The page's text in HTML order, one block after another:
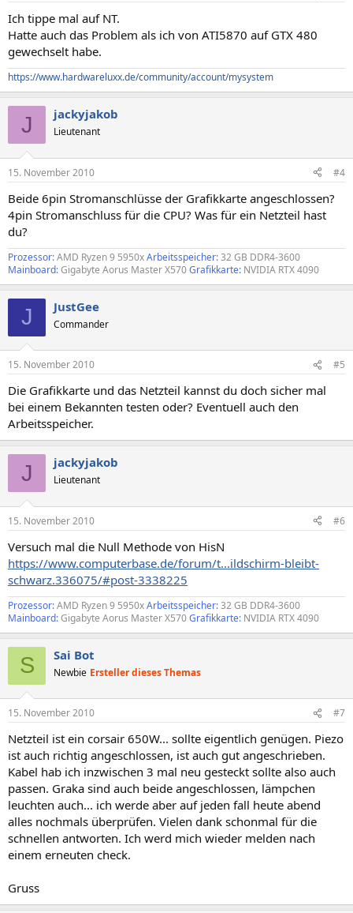
Ich tippe mal auf NT.
Hatte auch das Problem als ich von ATI5870 auf GTX 480
gewechselt habe.
https://www.hardwareluxx.de/community/account/mysystem
J jackyjakob
Lieutenant
15. November 2010 #4
Beide 6pin Stromanschlüsse der Grafikkarte angeschlossen?
4pin Stromanschluss für die CPU? Was für ein Netzteil hast
du?
Prozessor:AMD Ryzen 9 5950xArbeitsspeicher:32 GB DDR4-3600
Mainboard:Gigabyte Aorus Master X570Grafikkarte: NVIDIA RTX 4090
J JustGee
Commander
15. November 2010 #5
Die Grafikkarte und das Netzteil kannst du doch sicher mal
bei einem Bekannten testen oder? Eventuell auch den
Arbeitsspeicher.
J jackyjakob
Lieutenant
15. November 2010 #6
Versuch mal die Null Methode von HisN
https://www.computerbase.de/forum/t...ildschirm-bleibt-
schwarz.336075/#post-3338225
Prozessor:AMD Ryzen 9 5950xArbeitsspeicher:32 GB DDR4-3600
Mainboard:Gigabyte Aorus Master X570Grafikkarte: NVIDIA RTX 4090
S Sai Bot
Newbie Ersteller dieses Themas
15. November 2010 #7
Netzteil ist ein corsair 650W... sollte eigentlich genügen. Piezo
ist auch richtig angeschlossen, ist auch gut angeschrieben.
Kabel hab ich inzwischen 3 mal neu gesteckt sollte also auch
passen. Graka sind auch beide angeschlossen, lämpchen
leuchten auch... ich werde aber auf jeden fall heute abend
alles nochmals überprüfen. Vielen dank schonmal für die
schnellen antworten. Ich werd mich wieder melden nach
einem erneuten check.
Gruss